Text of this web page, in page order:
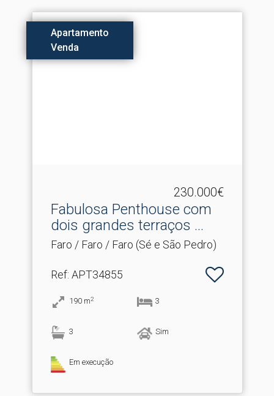
Apartamento
Venda
230.000€
Fabulosa Penthouse com
dois grandes terraços .​..
Faro / Faro / Faro (Sé e São Pedro)
Ref: APT34855
190 m2 3
3 Sim
Em execução